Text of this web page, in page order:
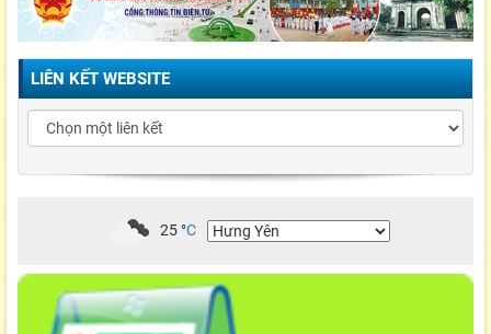
LIÊN KẾT WEBSITE
25°C